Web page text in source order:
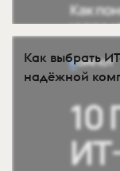
Как выбрать
надёжной